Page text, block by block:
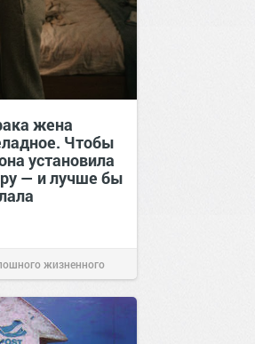
жена
Чтобы
установила
— и лучше бы
жизненного